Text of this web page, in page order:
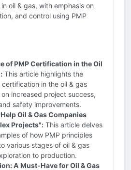
oil & gas, with emphasis on
and control using PMP
of PMP Certification in the Oil
This article highlights the
in the oil & gas
increased project success,
safety improvements.
Oil & Gas Companies
Projects": This article delves
of how PMP principles
various stages of oil & gas
to production.
A Must-Have for Oil & Gas